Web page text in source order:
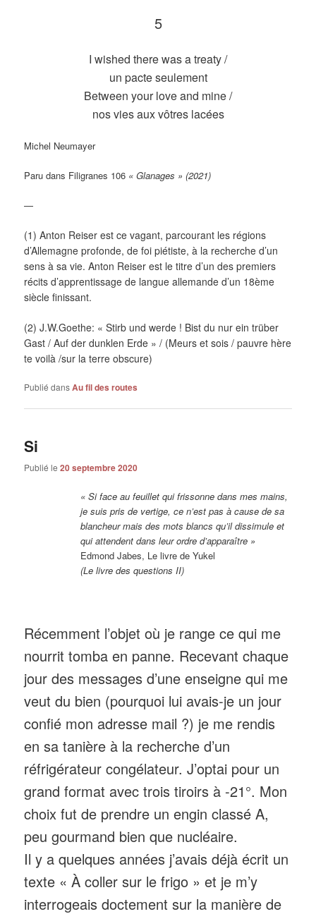
5
I wished there was a treaty /
un pacte seulement
Between your love and mine /
nos vies aux vôtres lacées
Michel Neumayer
Paru dans Filigranes 106 « Glanages » (2021)
—
(1) Anton Reiser est ce vagant, parcourant les régions
d’Allemagne profonde, de foi piétiste, à la recherche d’un
sens à sa vie. Anton Reiser est le titre d’un des premiers
récits d’apprentissage de langue allemande d’un 18ème
siècle finissant.
(2) J.W.Goethe: « Stirb und werde ! Bist du nur ein trüber
Gast / Auf der dunklen Erde » / (Meurs et sois / pauvre hère
te voilà /sur la terre obscure)
Publié dansAu fil des routes
Si
Publié le20 septembre 2020
« Si face au feuillet qui frissonne dans mes mains,
je suis pris de vertige, ce n’est pas à cause de sa
blancheur mais des mots blancs qu’il dissimule et
qui attendent dans leur ordre d’apparaître »
Edmond Jabes, Le livre de Yukel
(Le livre des questions II)
Récemment l’objet où je range ce qui me
nourrit tomba en panne. Recevant chaque
jour des messages d’une enseigne qui me
veut du bien (pourquoi lui avais-je un jour
confié mon adresse mail ?) je me rendis
en sa tanière à la recherche d’un
réfrigérateur congélateur. J’optai pour un
grand format avec trois tiroirs à -21°. Mon
choix fut de prendre un engin classé A,
peu gourmand bien que nucléaire.
Il y a quelques années j’avais déjà écrit un
texte « À coller sur le frigo » et je m’y
interrogeais doctement sur la manière de